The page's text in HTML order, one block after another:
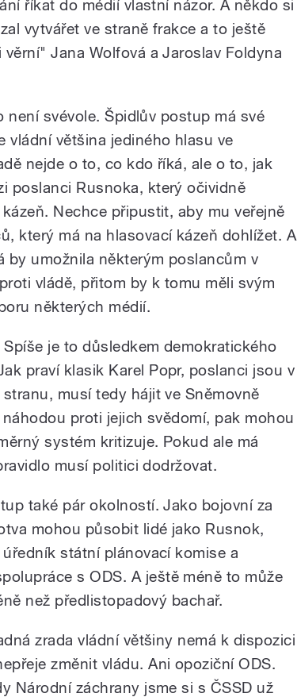
říkat do médií vlastní názor. A někdo si
vytvářet ve straně frakce a to ještě
Jana Wolfová a Jaroslav Foldyna
není svévole. Špidlův postup má své
vládní většina jediného hlasu ve
nejde o to, co kdo říká, ale o to, jak
poslanci Rusnoka, který očividně
Nechce připustit, aby mu veřejně
který má na hlasovací kázeň dohlížet. A
by umožnila některým poslancům v
vládě, přitom by k tomu měli svým
některých médií.
je to důsledkem demokratického
praví klasik Karel Popr, poslanci jsou v
musí tedy hájit ve Sněmovně
proti jejich svědomí, pak mohou
systém kritizuje. Pokud ale má
musí politici dodržovat.
také pár okolností. Jako bojovní za
mohou působit lidé jako Rusnok,
státní plánovací komise a
s ODS. A ještě méně to může
než předlistopadový bachař.
zrada vládní většiny nemá k dispozici
změnit vládu. Ani opoziční ODS.
Národní záchrany jsme si s ČSSD už